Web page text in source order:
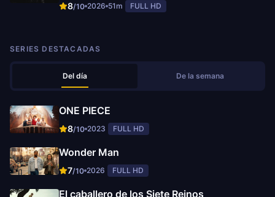
8/10 2026 51m FULL HD
SERIES DESTACADAS
Del día De la semana
ONE PIECE
8/10 2023 FULL HD
Wonder Man
7/10 2026 FULL HD
El caballero de los Siete Reinos